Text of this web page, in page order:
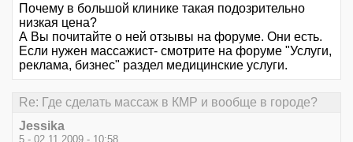
Почему в большой клинике такая подозрительно
низкая цена?
А Вы почитайте о ней отзывы на форуме. Они есть.
Если нужен массажист- смотрите на форуме "Услуги,
реклама, бизнес" раздел медицинские услуги.
Re: Где сделать массаж в КМР и вообще в городе?
Jessika
5 - 02.11.2009 - 10:58